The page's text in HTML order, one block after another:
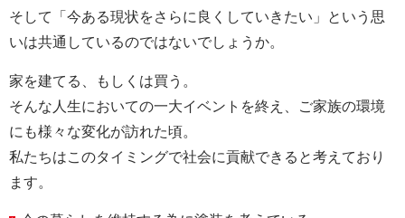
そして「今ある現状をさらに良くしていきたい」という思
いは共通しているのではないでしょうか。
家を建てる、もしくは買う。
そんな人生においての一大イベントを終え、ご家族の環境
にも様々な変化が訪れた頃。
私たちはこのタイミングで社会に貢献できると考えており
ます。